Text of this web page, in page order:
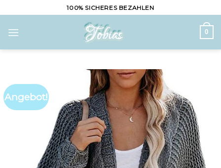
to
content
100% SICHERES BEZAHLEN
0
Angebot!